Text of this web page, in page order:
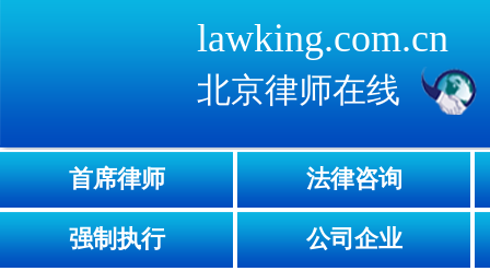
lawking.com.cn
北京律师在线
首席律师 法律咨询
强制执行 公司企业